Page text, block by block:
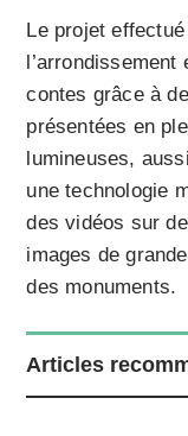
Le projet
contes grâce à
présentées en
lumineuses,
une technologie
des vidéos sur
images de
des monuments.
Articles